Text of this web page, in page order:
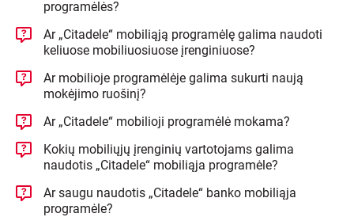
programėlės?
Ar „Citadele“ mobiliąją programėlę galima naudoti
keliuose mobiliuosiuose įrenginiuose?
Ar mobilioje programėlėje galima sukurti naują
mokėjimo ruošinį?
Ar „Citadele“ mobilioji programėlė mokama?
Kokių mobiliųjų įrenginių vartotojams galima
naudotis „Citadele“ mobiliąja programėle?
Ar saugu naudotis „Citadele“ banko mobiliąja
programėle?